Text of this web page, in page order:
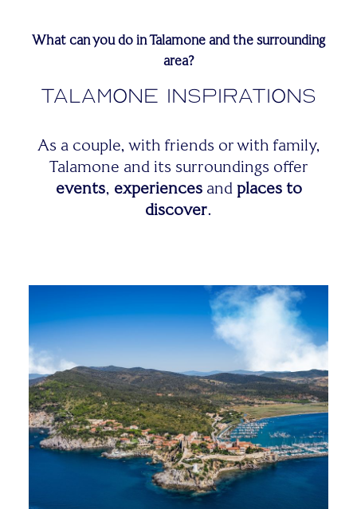
What can you do in Talamone and the surrounding
area?
Talamone Inspirations
As a couple, with friends or with family,
Talamone and its surroundings offer
events, experiences and places to
discover.